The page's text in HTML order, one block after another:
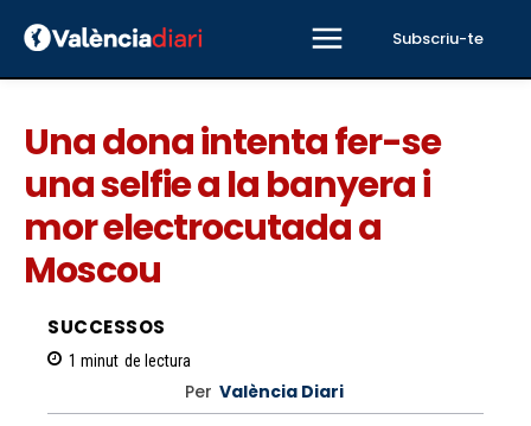
Subscriu-te
Una dona intenta fer-se
una selfie a la banyera i
mor electrocutada a
Moscou
SUCCESSOS
1 minut de lectura
Per València Diari